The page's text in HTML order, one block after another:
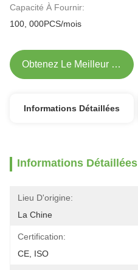
Capacité À Fournir:
100, 000PCS/mois
Obtenez Le Meilleur Prix
Informations Détaillées
Informations Détaillées
Lieu D'origine:
La Chine
Certification:
CE, ISO